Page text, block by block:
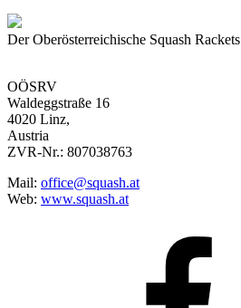
Der Oberösterreichische Squash
OÖSRV
Waldeggstraße 16
4020 Linz,
Austria
ZVR-Nr.: 807038763
Mail: office@squash.at
Web: www.squash.at